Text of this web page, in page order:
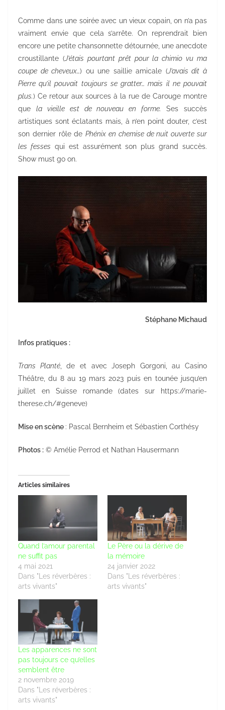
Comme dans une soirée avec un vieux copain, on n’a pas
vraiment envie que cela s’arrête. On reprendrait bien
encore une petite chansonnette détournée, une anecdote
croustillante (J’étais pourtant prêt pour la chimio vu ma
coupe de cheveux…) ou une saillie amicale (J’avais dit à
Pierre qu’il pouvait toujours se gratter… mais il ne pouvait
plus.) Ce retour aux sources à la rue de Carouge montre
que la vieille est de nouveau en forme.Ses succès
artistiques sont éclatants mais, à n’en point douter, c’est
son dernier rôle dePhénix en chemise de nuit ouverte sur
les fesses qui est assurément son plus grand succès.
Show must go on.
Stéphane Michaud
Infos pratiques :
Trans Planté, de et avec Joseph Gorgoni, au Casino
Théâtre, du 8 au 19 mars 2023 puis en tounée jusqu’en
juillet en Suisse romande (dates sur https://marie-
therese.ch/#geneve)
Mise en scène : Pascal Bernheim et Sébastien Corthésy
Photos : © Amélie Perrod et Nathan Hausermann
Articles similaires
Quand l’amour parental
ne suffit pas
4 mai 2021
Dans "Les réverbères :
arts vivants"
Le Père ou la dérive de
la mémoire
24 janvier 2022
Dans "Les réverbères :
arts vivants"
Les apparences ne sont
pas toujours ce qu’elles
semblent être
2 novembre 2019
Dans "Les réverbères :
arts vivants"